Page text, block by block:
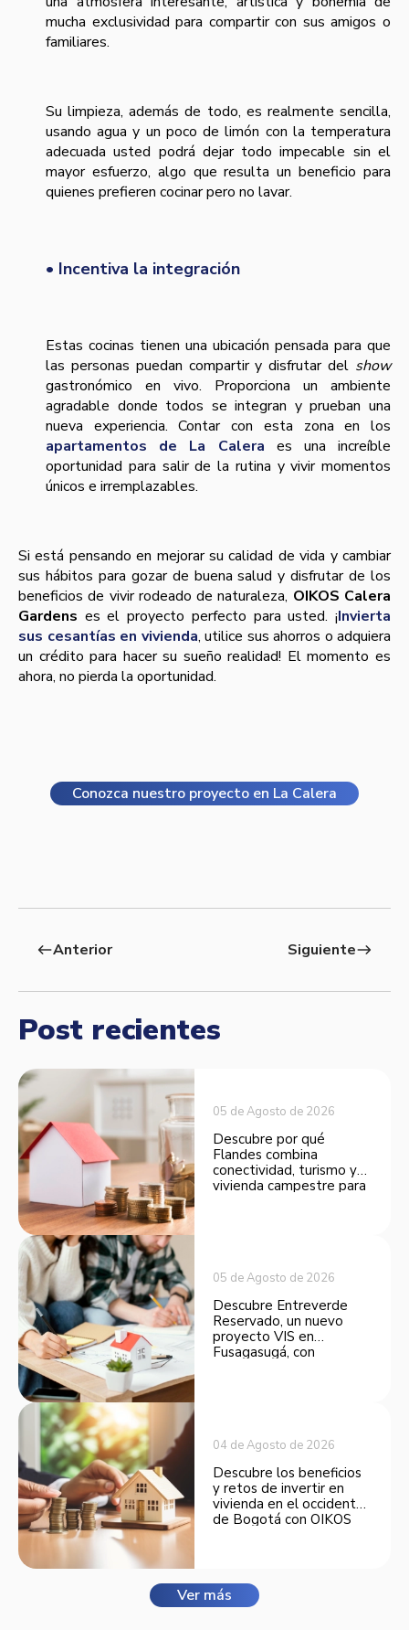
mucha exclusividad para compartir con sus amigos o
familiares.
Su limpieza, además de todo, es realmente sencilla,
usando agua y un poco de limón con la temperatura
adecuada usted podrá dejar todo impecable sin el
mayor esfuerzo, algo que resulta un beneficio para
quienes prefieren cocinar pero no lavar.
• Incentiva la integración
Estas cocinas tienen una ubicación pensada para que
las personas puedan compartir y disfrutar del show
gastronómico en vivo. Proporciona un ambiente
agradable donde todos se integran y prueban una
nueva experiencia. Contar con esta zona en los
apartamentos de La Calera
es una increíble
oportunidad para salir de la rutina y vivir momentos
únicos e irremplazables.
Si está pensando en mejorar su calidad de vida y cambiar
sus hábitos para gozar de buena salud y disfrutar de los
beneficios de vivir rodeado de naturaleza, OIKOS Calera
Gardens es el proyecto perfecto para usted. ¡Invierta
sus cesantías en vivienda, utilice sus ahorros o adquiera
un crédito para hacer su sueño realidad! El momento es
ahora, no pierda la oportunidad.
Conozca nuestro proyecto en La Calera
westAnterior Siguienteeast
Post recientes
05 de Agosto de 2026
Descubre por qué
Flandes combina
conectividad, turismo y
vivienda campestre para
05 de Agosto de 2026
Descubre Entreverde
Reservado, un nuevo
proyecto VIS en
Fusagasugá, con
04 de Agosto de 2026
Descubre los beneficios
y retos de invertir en
vivienda en el occidente
de Bogotá con OIKOS
Ver más